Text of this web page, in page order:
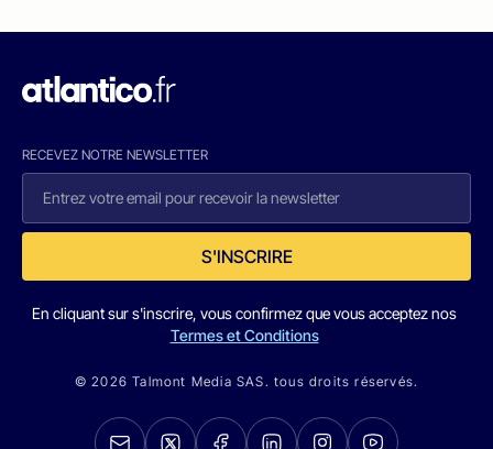
RECEVEZ NOTRE NEWSLETTER
S'INSCRIRE
En cliquant sur s'inscrire, vous confirmez que vous acceptez nos
Termes et Conditions
© 2026 Talmont Media SAS. tous droits réservés.